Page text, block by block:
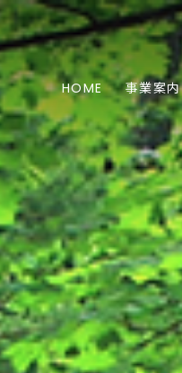
HOME 事業案内